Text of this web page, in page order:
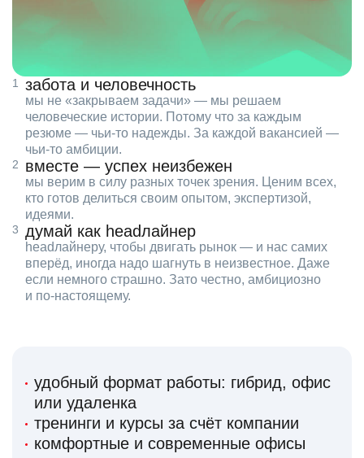
забота и человечность
мы не «закрываем задачи» — мы решаем
человеческие истории. Потому что за каждым
резюме — чьи‑то надежды. За каждой вакансией —
чьи‑то амбиции.
вместе — успех неизбежен
мы верим в силу разных точек зрения. Ценим всех,
кто готов делиться своим опытом, экспертизой,
идеями.
думай как headлайнер
headлайнеру, чтобы двигать рынок — и нас самих
вперёд, иногда надо шагнуть в неизвестное. Даже
если немного страшно. Зато честно, амбициозно
и по‑настоящему.
удобный формат работы: гибрид, офис
или удаленка
тренинги и курсы за счёт компании
комфортные и современные офисы